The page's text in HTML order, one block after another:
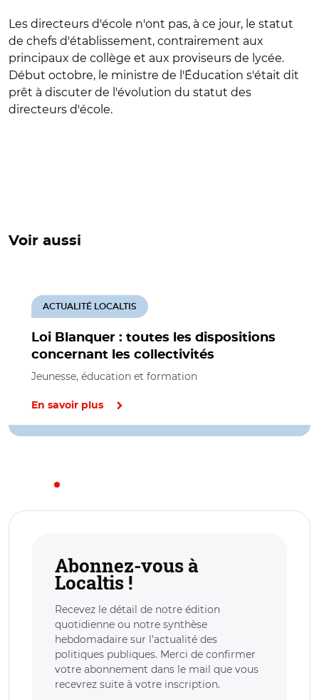
Les directeurs d'école n'ont pas, à ce jour, le statut
de chefs d'établissement, contrairement aux
principaux de collège et aux proviseurs de lycée.
Début octobre, le ministre de l'Éducation s'était dit
prêt à discuter de l'évolution du statut des
directeurs d'école.
Voir aussi
Loi Blanquer : toutes les dispositions
concernant les collectivités
ACTUALITÉ LOCALTIS
Jeunesse, éducation et formation
En savoir plus
Abonnez-vous à
Localtis !
Recevez le détail de notre édition
quotidienne ou notre synthèse
hebdomadaire sur l’actualité des
politiques publiques. Merci de confirmer
votre abonnement dans le mail que vous
recevrez suite à votre inscription.